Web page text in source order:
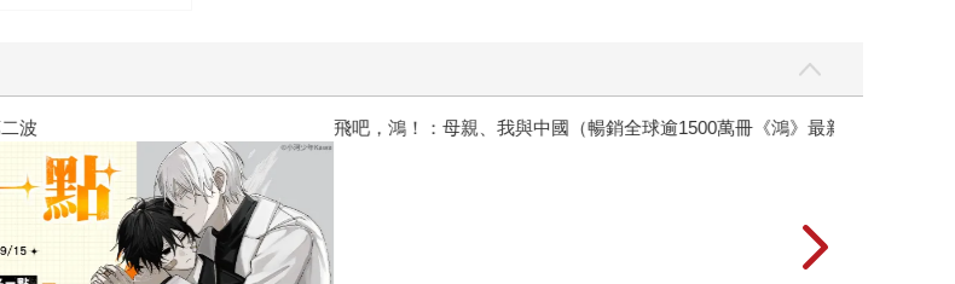
飛吧，鴻！：母親、我與中國（暢銷全球逾1500萬冊《鴻》最新系列作）
原本只是跟全校